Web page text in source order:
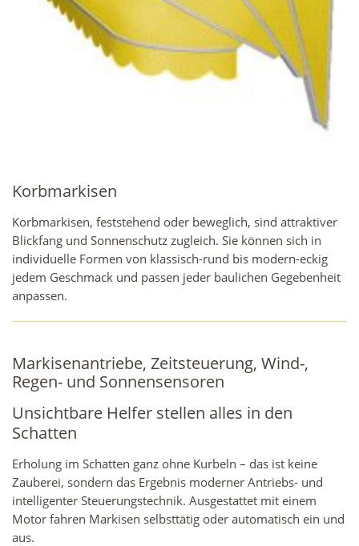
Korbmarkisen
Korbmarkisen, feststehend oder beweglich, sind attraktiver
Blickfang und Sonnenschutz zugleich. Sie können sich in
individuelle Formen von klassisch-rund bis modern-eckig
jedem Geschmack und passen jeder baulichen Gegebenheit
anpassen.
Markisenantriebe, Zeitsteuerung, Wind-,
Regen- und Sonnensensoren
Unsichtbare Helfer stellen alles in den
Schatten
Erholung im Schatten ganz ohne Kurbeln – das ist keine
Zauberei, sondern das Ergebnis moderner Antriebs- und
intelligenter Steuerungstechnik. Ausgestattet mit einem
Motor fahren Markisen selbsttätig oder automatisch ein und
aus.